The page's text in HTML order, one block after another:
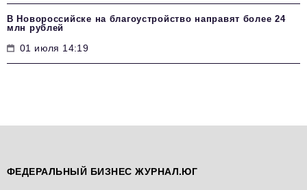
В Новороссийске на благоустройство направят более 24
млн рублей
01 июля 14:19
ФЕДЕРАЛЬНЫЙ БИЗНЕС ЖУРНАЛ.ЮГ